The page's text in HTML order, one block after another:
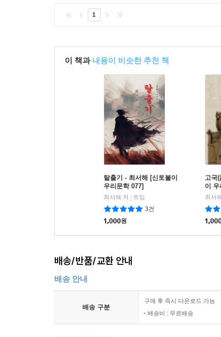
1
이 책과 내용이 비슷한 추천 책
탈출기 - 최서해 [신토불이
우리문학 077]
최서해 저
트임
3건
1,000원
고국
이
최서
배송/반품/교환 안내
배송 안내
배송 구분
구매 후 즉시 다운로드 가능
배송비 : 무료배송